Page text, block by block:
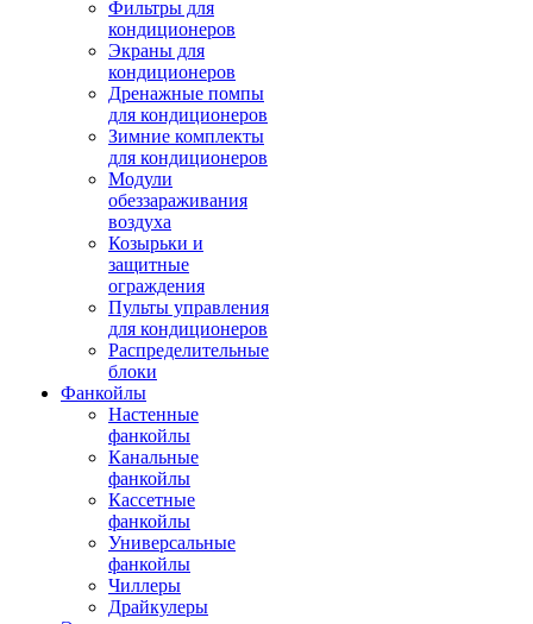
Фильтры для
кондиционеров
Экраны для
кондиционеров
Дренажные помпы
для кондиционеров
Зимние комплекты
для кондиционеров
Модули
обеззараживания
воздуха
Козырьки и
защитные
ограждения
Пульты управления
для кондиционеров
Распределительные
блоки
Фанкойлы
Настенные
фанкойлы
Канальные
фанкойлы
Кассетные
фанкойлы
Универсальные
фанкойлы
Чиллеры
Драйкулеры